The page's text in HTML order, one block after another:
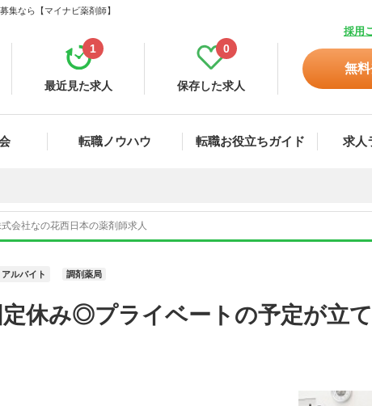
なら【マイナビ薬剤師】
採用
最近見た求人
1
保存した求人
0
無
転職ノウハウ 転職お役立ちガイド 求人
会社なの花西日本の薬剤師求人
ルバイト 調剤薬局
定休み◎プライベートの予定が立